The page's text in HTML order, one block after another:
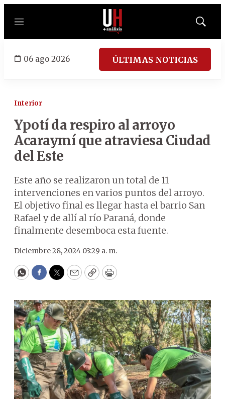
Menú
Mostrar
06 ago 2026 ÚLTIMAS NOTICIAS
Interior
Ypotí da respiro al arroyo
Acaraymí que atraviesa Ciudad
del Este
Este año se realizaron un total de 11
intervenciones en varios puntos del arroyo.
El objetivo final es llegar hasta el barrio San
Rafael y de allí al río Paraná, donde
finalmente desemboca esta fuente.
Diciembre 28, 2024 03:29 a. m.
WhatsApp
Facebook
Twitter
EmailCopyPrint